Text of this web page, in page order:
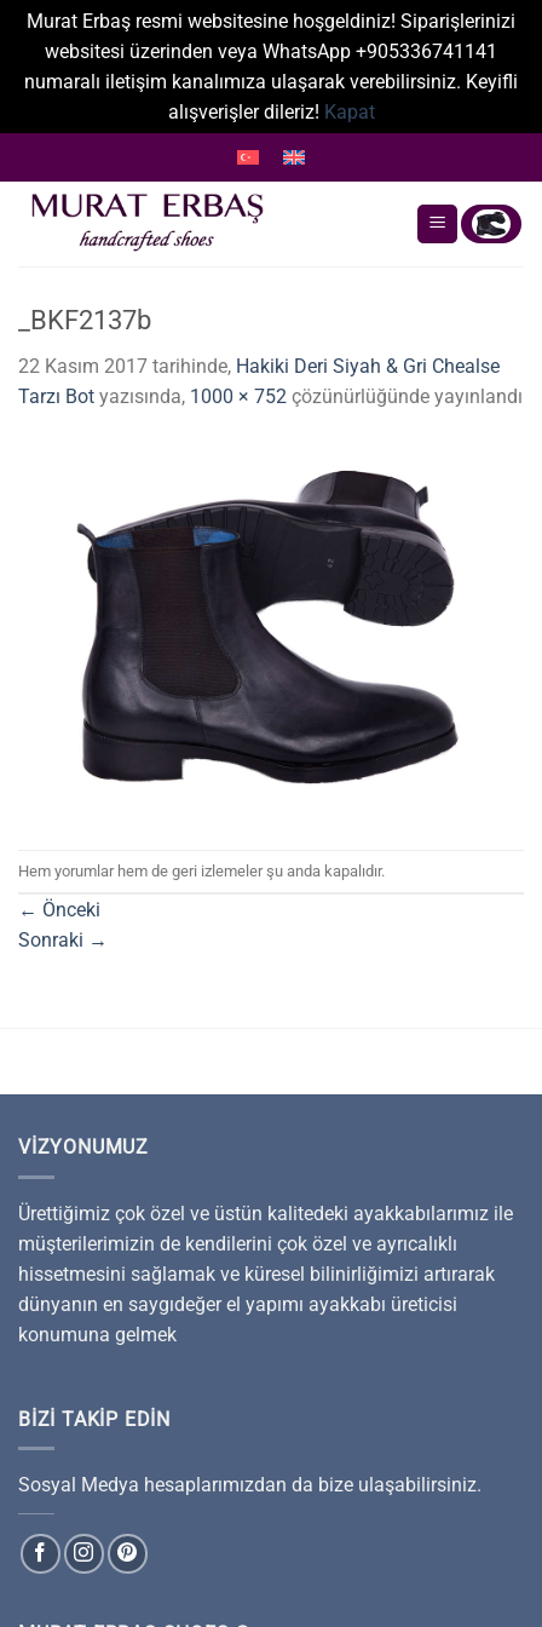
Murat Erbaş resmi websitesine hoşgeldiniz! Siparişlerinizi
websitesi üzerinden veya WhatsApp +905336741141
numaralı iletişim kanalımıza ulaşarak verebilirsiniz. Keyifli
alışverişler dileriz! Kapat
atla
_BKF2137b
22 Kasım 2017 tarihinde, Hakiki Deri Siyah & Gri Chealse
Tarzı Bot yazısında, 1000 × 752 çözünürlüğünde yayınlandı
Hem yorumlar hem de geri izlemeler şu anda kapalıdır.
← Önceki
Sonraki →
VIZYONUMUZ
Ürettiğimiz çok özel ve üstün kalitedeki ayakkabılarımız ile
müşterilerimizin de kendilerini çok özel ve ayrıcalıklı
hissetmesini sağlamak ve küresel bilinirliğimizi artırarak
dünyanın en saygıdeğer el yapımı ayakkabı üreticisi
konumuna gelmek
BIZI TAKIP EDIN
Sosyal Medya hesaplarımızdan da bize ulaşabilirsiniz.